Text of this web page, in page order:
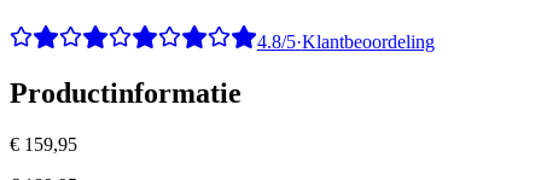
4.8/5·Klantbeoordeling
Productinformatie
€ 159,95